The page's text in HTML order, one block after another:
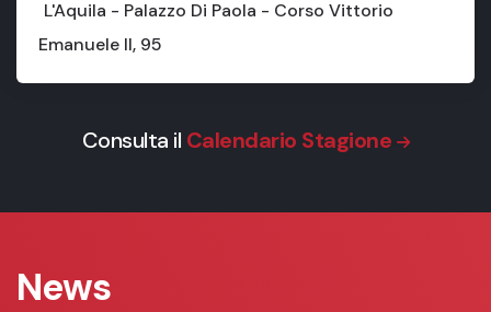
L'Aquila - Palazzo Di Paola - Corso Vittorio
Emanuele II, 95
Consulta il Calendario Stagione
News